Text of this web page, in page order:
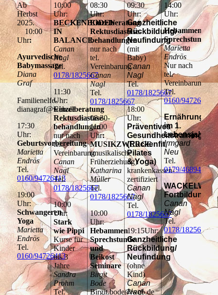
Ab
Herbst
2025.
10:00
Uhr:
Ayurvedische
Babymassage
Diana
Graf
Familienelfe-
dianagraf@web.de
17:30
Uhr:
Geburtsvorbereitung
Marietta
Endrös
Tel.
0160/94726413
19:00
Uhr:
Schwangeren
Yoga
Marietta
Endrös
Tel.
0160/94726413
10:00
Uhr:
BECKENBODEN
IN
BALANCE
Canan
Nagl
Tel.
0178/1825667
11:30
Uhr:
Einzelberatung
Rektusdiastase-
behandlungen
nur nach
tel.
Vereinbarung
Canan
Nagl
Tel.
0178/1825667
10:00
Uhr:
Stark
wie Pippi
Kurse für
Kinder
bis 3
Jahre
Sandra
Prohm
Tel.
08:30
Uhr:
Einzelberatung
Rektusdiastase-
behandlungen
nur nach
tel.
Vereinbarung
Canan
Nagl
Tel.
0178/1825667
08:30-
11:00
Uhr:
MUSIKZWERGE
(musikalische
Früherziehung)
Katharina
Müller
Tel.
0178/1825667
10:00
Uhr:
Hebammen
Sprechstunde
und
Beikost
Seminare
Birgit
Bode
Birgit.bode@web.de
09:30
Uhr:
Ganzheitliche
Rückbildung/
Neufindung
(mit
Baby)
Canan
Nagl
Tel.
0178/1825667
18:00
Uhr:
Präventives
Gesundheitstraining
(Rückenfit,
Pilates
& Yoga)
krankenkassen-
zertifiziert
Canan
Nagl
Tel.
0178/1825667
19:15Uhr:
Ganzheitliche
Rückbildung/
Neufindung
(ohne
Kind)
Canan
Nagl
14:00
Uhr:
Hebammen
Sprechstunde
Marietta
Endrös
Nur nach
tel.
Vereinbarung
Tel.
0160/94726413
Ernährung
im 1.
Lebensjahr
Irmgard
Neu
Tel.
0179/4689466
Fortbildung
Canan
Nagl
Tel.
0178/1825667